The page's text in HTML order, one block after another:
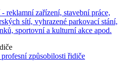
reklamní zařízení, stavební práce,
sítí, vyhrazené parkovací stání,
sportovní a kulturní akce apod.
způsobilosti řidiče